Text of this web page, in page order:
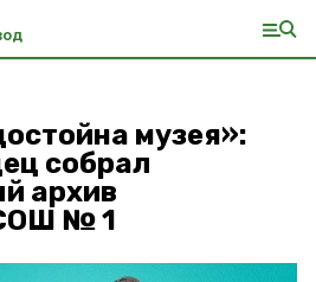
музея»:
собрал
архив
№ 1